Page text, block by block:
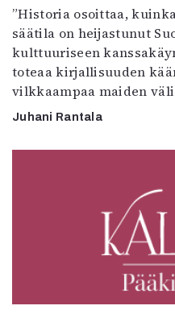
”Historia osoittaa,
säätila on heijastunut
kulttuuriseen
toteaa kirjallisuuden
vilkkaampaa maiden
Juhani Rantala